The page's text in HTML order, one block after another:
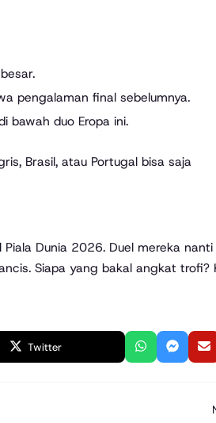
pengalaman final sebelumnya.
bawah duo Eropa ini.
Brasil, atau Portugal bisa saja
Dunia 2026. Duel mereka
Siapa yang bakal angkat trofi?
Twitter